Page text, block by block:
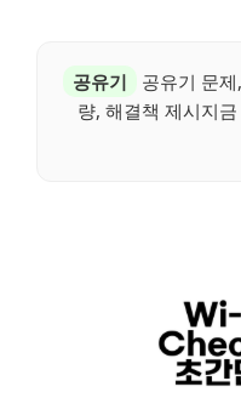
공유기
공유기 문
량, 해결책 제시지